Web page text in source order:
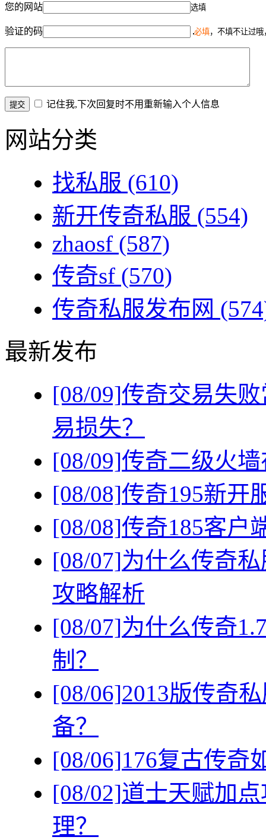
您的网站 选填
验证的码 必填，不填不让过
记住我,下次回复时不用重新输入个人信息
网站分类
找私服 (610)
新开传奇私服 (554)
zhaosf (587)
传奇sf (570)
传奇私服发布网
最新发布
[08/09]传奇交易失
易损失？
[08/09]传奇二级火
[08/08]传奇195新开
[08/08]传奇185客户
[08/07]为什么传奇
攻略解析
[08/07]为什么传奇
制？
[08/06]2013版传奇
备？
[08/06]176复古传奇
[08/02]道士天赋加
理？